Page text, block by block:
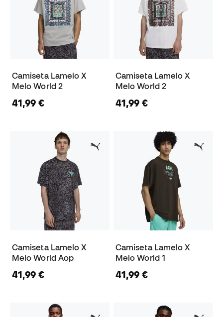
Camiseta Lamelo X
Melo World 2
41,99 €
Camiseta Lamelo X
Melo World 2
41,99 €
Camiseta Lamelo X
Melo World Aop
41,99 €
Camiseta Lamelo X
Melo World 1
41,99 €